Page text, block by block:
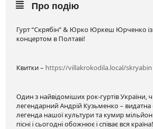
Про подію
Гурт “Скрябін” & Юрко Юркеш Юрченко із
концертом в Полтаві!
Квитки – https://villakrokodila.local/skryabin
Один з найвідоміших рок-гуртів України,
легендарний Андрій Кузьменко – видатна
легенда нашої культури та кумир
пісні і сьогодні обожнює і співає вся країна!